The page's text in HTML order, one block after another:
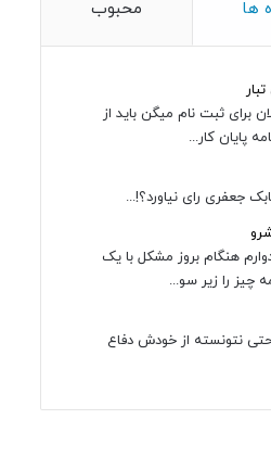
ها محبوب
برای ثبت نام میگن باید از
پایان کار...
جعفری رای نیاورد؟!...
هنگام بروز مشکل با یک
چیز را زیر سو...
نتونسته از خودش دفاع